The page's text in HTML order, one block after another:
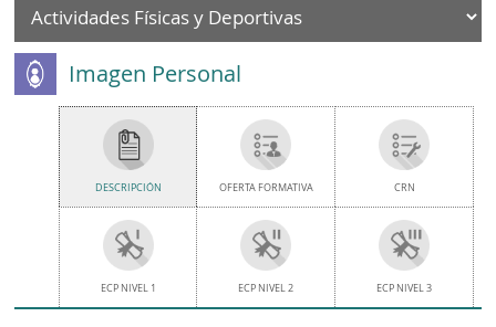
Imagen Personal
DESCRIPCIÓN OFERTA FORMATIVA CRN
ECP NIVEL 1 ECP NIVEL 2 ECP NIVEL 3